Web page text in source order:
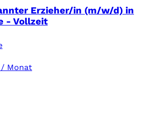
Erzieher/in (m/w/d) in
- Vollzeit
Monat